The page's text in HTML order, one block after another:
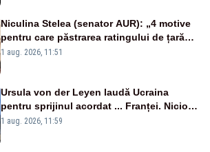
Niculina Stelea (senator AUR): „4 motive
pentru care păstrarea ratingului de țară
nu este o reușită pentru Guvernul
1 aug. 2026, 11:51
Ursula von der Leyen laudă Ucraina
pentru sprijinul acordat ... Franței. Nicio
reacție privind ajutorul energetic promis
1 aug. 2026, 11:59